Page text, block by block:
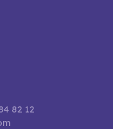
82 12